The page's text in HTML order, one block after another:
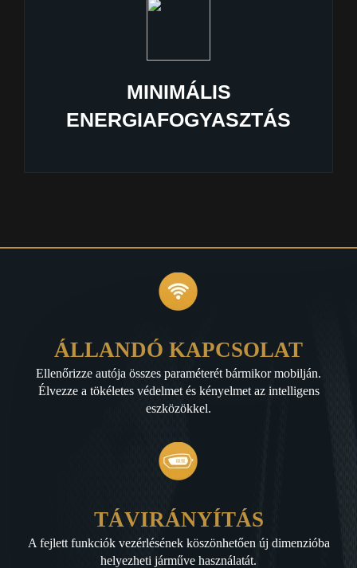
MINIMÁLIS
ENERGIAFOGYASZTÁS
ÁLLANDÓ KAPCSOLAT
Ellenőrizze autója összes paraméterét bármikor mobilján.
Élvezze a tökéletes védelmet és kényelmet az intelligens
eszközökkel.
TÁVIRÁNYÍTÁS
A fejlett funkciók vezérlésének köszönhetően új dimenzióba
helyezheti járműve használatát.